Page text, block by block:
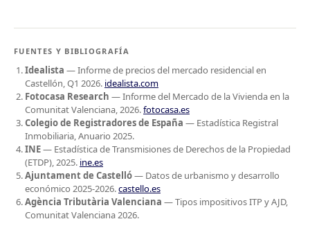
FUENTES Y BIBLIOGRAFÍA
Idealista — Informe de precios del mercado residencial en
Castellón, Q1 2026. idealista.com
Fotocasa Research — Informe del Mercado de la Vivienda en la
Comunitat Valenciana, 2026.fotocasa.es
Colegio de Registradores de España — Estadística Registral
Inmobiliaria, Anuario 2025.
INE— Estadística de Transmisiones de Derechos de la Propiedad
(ETDP), 2025. ine.es
Ajuntament de Castelló— Datos de urbanismo y desarrollo
económico 2025-2026.castello.es
Agència Tributària Valenciana — Tipos impositivos ITP y AJD,
Comunitat Valenciana 2026.